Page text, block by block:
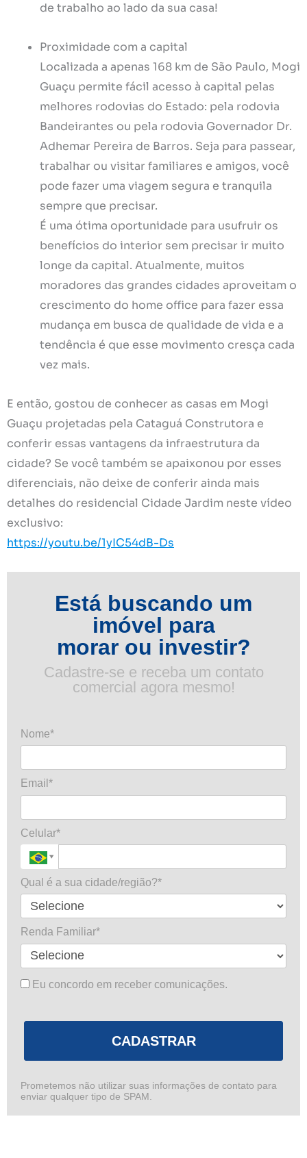
de trabalho ao lado da sua casa!
Proximidade com a capital
Localizada a apenas 168 km de São Paulo, Mogi
Guaçu permite fácil acesso à capital pelas
melhores rodovias do Estado: pela rodovia
Bandeirantes ou pela rodovia Governador Dr.
Adhemar Pereira de Barros. Seja para passear,
trabalhar ou visitar familiares e amigos, você
pode fazer uma viagem segura e tranquila
sempre que precisar.
É uma ótima oportunidade para usufruir os
benefícios do interior sem precisar ir muito
longe da capital. Atualmente, muitos
moradores das grandes cidades aproveitam o
crescimento do home office para fazer essa
mudança em busca de qualidade de vida e a
tendência é que esse movimento cresça cada
vez mais.
E então, gostou de conhecer as casas em Mogi
Guaçu projetadas pela Cataguá Construtora e
conferir essas vantagens da infraestrutura da
cidade? Se você também se apaixonou por esses
diferenciais, não deixe de conferir ainda mais
detalhes do residencial Cidade Jardim neste vídeo
exclusivo:
https://youtu.be/1yIC54dB-Ds
Está buscando um
imóvel para
morar ou investir?
Cadastre-se e receba um contato
comercial agora mesmo!
Nome*
Email*
Celular*
Qual é a sua cidade/região?*
Renda Familiar*
Eu concordo em receber comunicações.
CADASTRAR
Prometemos não utilizar suas informações de contato para
enviar qualquer tipo de SPAM.